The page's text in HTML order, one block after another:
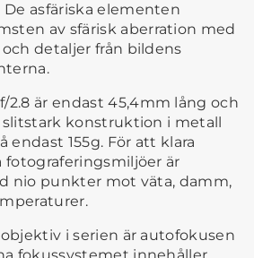
asfäriska elementen
av sfärisk aberration med
detaljer från bildens
2.8 är endast 45,4mm lång och
konstruktion i metall
endast 155g. För att klara
är
nio punkter mot väta, damm,
i serien är autofokusen